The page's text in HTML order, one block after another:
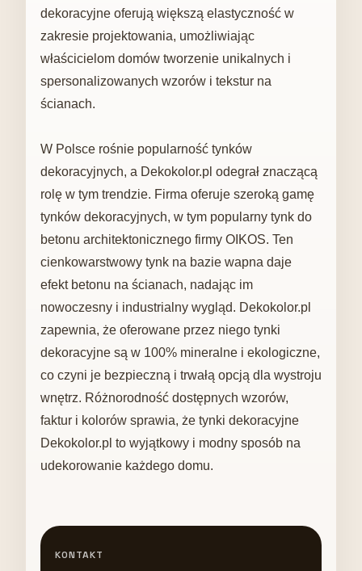
dekoracyjne oferują większą elastyczność w
zakresie projektowania, umożliwiając
właścicielom domów tworzenie unikalnych i
spersonalizowanych wzorów i tekstur na
ścianach.
W Polsce rośnie popularność tynków
dekoracyjnych, a Dekokolor.pl odegrał znaczącą
rolę w tym trendzie. Firma oferuje szeroką gamę
tynków dekoracyjnych, w tym popularny tynk do
betonu architektonicznego firmy OIKOS. Ten
cienkowarstwowy tynk na bazie wapna daje
efekt betonu na ścianach, nadając im
nowoczesny i industrialny wygląd. Dekokolor.pl
zapewnia, że ​​oferowane przez niego tynki
dekoracyjne są w 100% mineralne i ekologiczne,
co czyni je bezpieczną i trwałą opcją dla wystroju
wnętrz. Różnorodność dostępnych wzorów,
faktur i kolorów sprawia, że ​​tynki dekoracyjne
Dekokolor.pl to wyjątkowy i modny sposób na
udekorowanie każdego domu.
KONTAKT